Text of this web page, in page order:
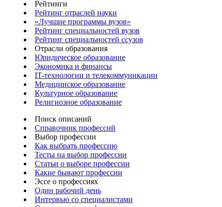
Рейтинги
Рейтинг отраслей науки
«Лучшие программы вузов»
Рейтинг специальностей вузов
Рейтинг специальностей ссузов
Отрасли образования
Юридическое образование
Экономика и финансы
IT-технологии и телекоммуникации
Медицинское образование
Культурное образование
Религиозное образование
Поиск описаний
Справочник профессий
Выбор профессии
Как выбрать профессию
Тесты на выбор профессии
Статьи о выборе профессии
Какие бывают профессии
Эссе о профессиях
Один рабочий день
Интервью со специалистами